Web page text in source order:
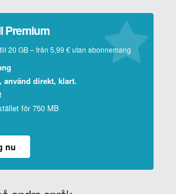
Premium
20 GB – från 5,99 € utan abonnemang
använd direkt, klart.
för 750 MB
nu